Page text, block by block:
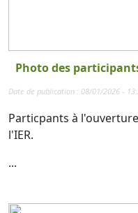
Photo des
Date de publication : 08/01/2026 -
Particpants à
l'IER.
...